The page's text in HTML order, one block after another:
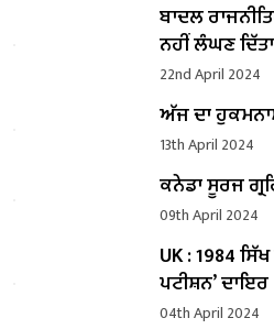
ਬਾਦਲ
ਨਹੀਂ ਲੰਘਣ
22nd April 2024
ਅੱਜ ਦਾ
13th April 2024
ਕਨੇਡਾ ਸੂਰਜ
09th April 2024
UK : 1984
ਪਟੀਸ਼ਨ’ ਦਾਇਰ
04th April 2024